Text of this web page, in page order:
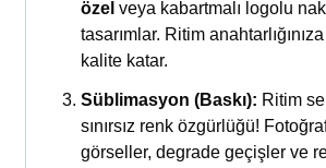
özel veya kabartmalı logolu
tasarımlar. Ritim
kalite katar.
Süblimasyon (Baskı): Ritim
sınırsız renk özgürlüğü!
görseller, degrade geçişler ve